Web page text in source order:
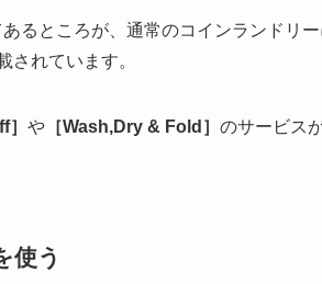
数が尋常じゃない
リーでは通じません。
されています。